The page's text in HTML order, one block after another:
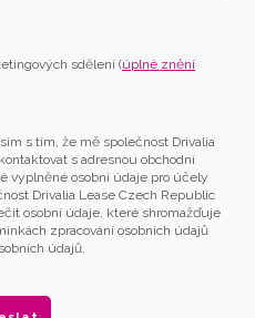
sdělení (úplné znění
s tím, že mě společnost Drivalia
s adresnou obchodní
vyplněné osobní údaje pro účely
Drivalia Lease Czech Republic
osobní údaje, které shromažďuje
zpracování osobních údajů
údajů.